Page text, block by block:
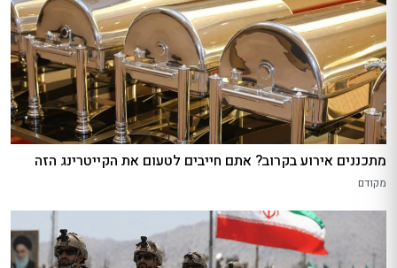
מתכננים אירוע בקרוב? אתם חייבים לטעום את הקייטרינג הזה
מקודם